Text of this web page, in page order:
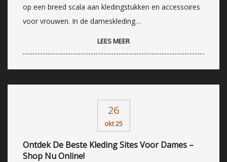
op een breed scala aan kledingstukken en accessoires
voor vrouwen. In de dameskleding…
LEES MEER
26
okt 25
Ontdek De Beste Kleding Sites Voor Dames –
Shop Nu Online!